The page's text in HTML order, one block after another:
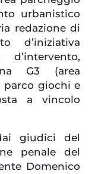
urbanistico
redazione di
d’iniziativa
G3 (area
parco giochi e
a vincolo
giudici del
penale del
Domenico